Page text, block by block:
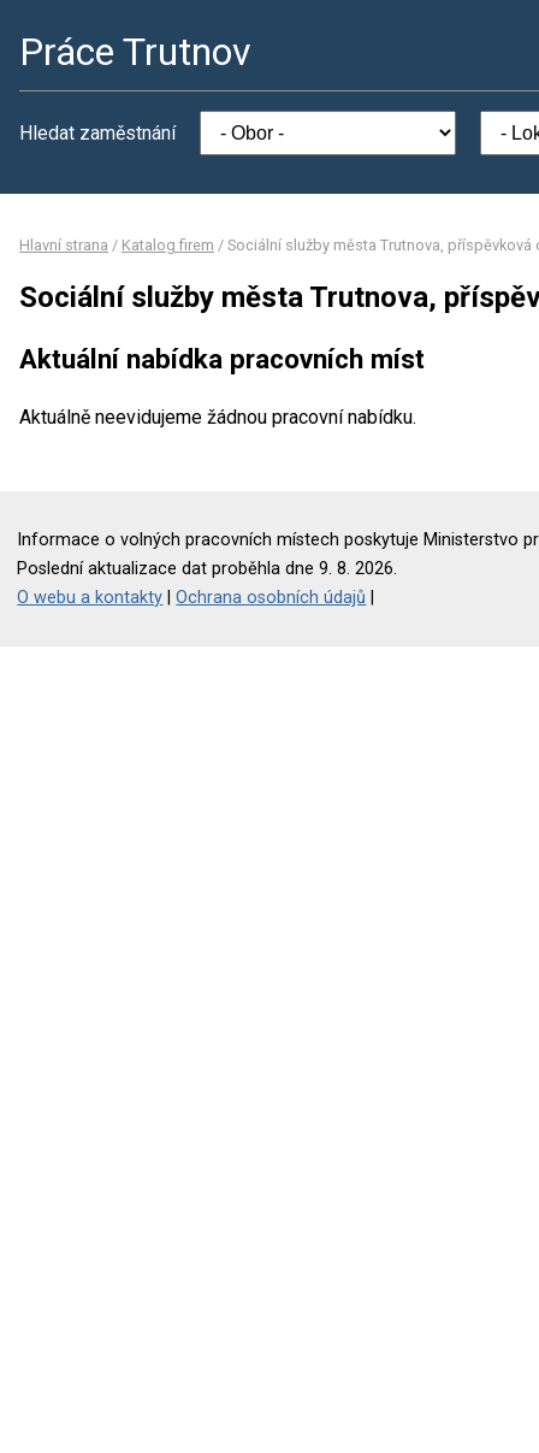
Práce Trutnov
Hledat zaměstnání
Hlavní strana / Katalog firem / Sociální služby města Trutnova, příspěvková
Sociální služby města Trutnova,
Aktuální nabídka pracovních míst
Aktuálně neevidujeme žádnou pracovní nabídku.
Informace o volných pracovních místech poskytuje Ministerstvo
Poslední aktualizace dat proběhla dne 9. 8. 2026.
O webu a kontakty |Ochrana osobních údajů